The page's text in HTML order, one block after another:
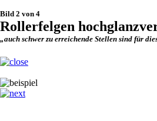
Bild 2 von 4
Rollerfelgen
„auch schwer zu erreichende Stellen sind für